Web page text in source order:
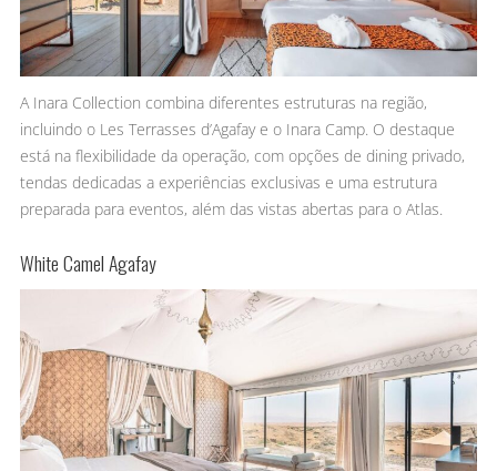
A Inara Collection combina diferentes estruturas na região,
incluindo o Les Terrasses d’Agafay e o Inara Camp. O destaque
está na flexibilidade da operação, com opções de dining privado,
tendas dedicadas a experiências exclusivas e uma estrutura
preparada para eventos, além das vistas abertas para o Atlas.
White Camel Agafay